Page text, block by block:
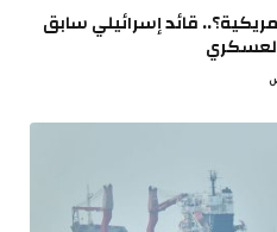
قائد إسرائيلي سابق